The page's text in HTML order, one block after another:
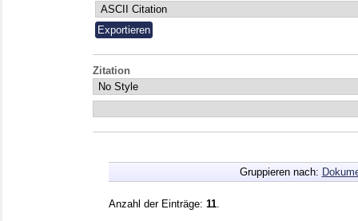
Zitation
Gruppieren nach:
Anzahl der Einträge: 11